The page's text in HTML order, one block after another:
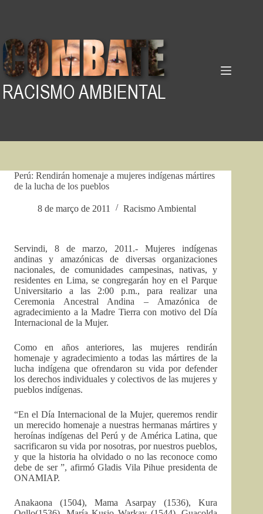
Perú: Rendirán homenaje a mujeres indígenas mártires
de la lucha de los pueblos
8 de março de 2011 Racismo Ambiental
Servindi, 8 de marzo, 2011.- Mujeres indígenas
andinas y amazónicas de diversas organizaciones
nacionales, de comunidades campesinas, nativas, y
residentes en Lima, se congregarán hoy en el Parque
Universitario a las 2:00 p.m., para realizar una
Ceremonia Ancestral Andina – Amazónica de
agradecimiento a la Madre Tierra con motivo del Día
Internacional de la Mujer.
Como en años anteriores, las mujeres rendirán
homenaje y agradecimiento a todas las mártires de la
lucha indígena que ofrendaron su vida por defender
los derechos individuales y colectivos de las mujeres y
pueblos indígenas.
“En el Día Internacional de la Mujer, queremos rendir
un merecido homenaje a nuestras hermanas mártires y
heroínas indígenas del Perú y de América Latina, que
sacrificaron su vida por nosotras, por nuestros pueblos,
y que la historia ha olvidado o no las reconoce como
debe de ser ”, afirmó Gladis Vila Pihue presidenta de
ONAMIAP.
Anakaona (1504), Mama Asarpay (1536), Kura